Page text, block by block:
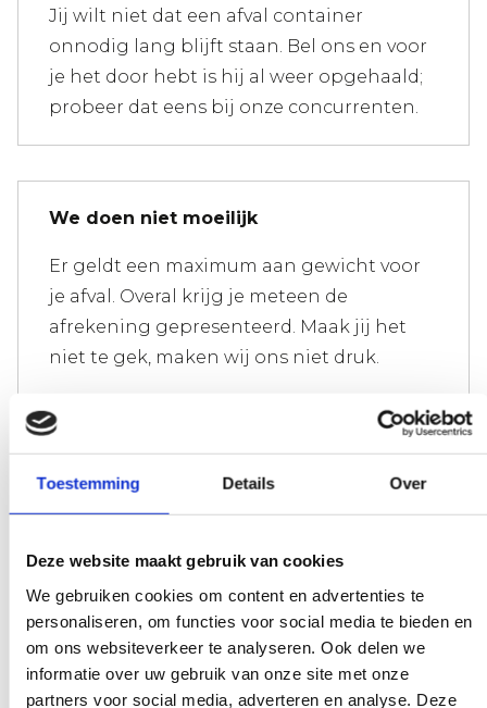
Toestemming Details Over
Deze website maakt gebruik van cookies
We gebruiken cookies om content en advertenties te
personaliseren, om functies voor social media te bieden en
om ons websiteverkeer te analyseren. Ook delen we
informatie over uw gebruik van onze site met onze
partners voor social media, adverteren en analyse. Deze
Jij wilt niet dat een afval container
onnodig lang blijft staan. Bel ons en voor
je het door hebt is hij al weer opgehaald;
probeer dat eens bij onze concurrenten.
We doen niet moeilijk
Er geldt een maximum aan gewicht voor
je afval. Overal krijg je meteen de
afrekening gepresenteerd. Maak jij het
niet te gek, maken wij ons niet druk.
Heb je een vraag die onze
stel je vraag. Onze experts scheppen
duidelijkheid on demand.